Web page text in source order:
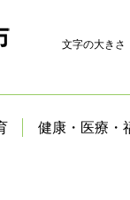
文字の大きさ
健康・医療・